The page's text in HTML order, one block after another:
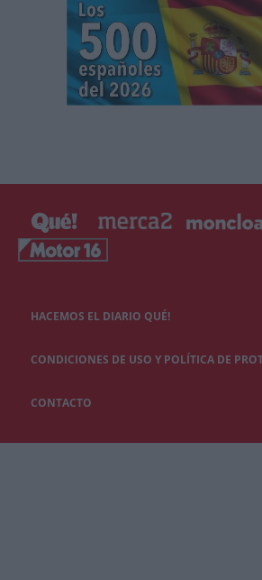
HACEMOS EL DIARIO QUÉ!
CONDICIONES DE USO Y POLÍTICA DE
CONTACTO